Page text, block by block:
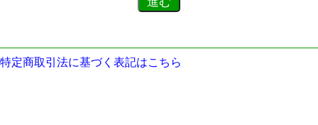
特定商取引法に基づく表記はこちら